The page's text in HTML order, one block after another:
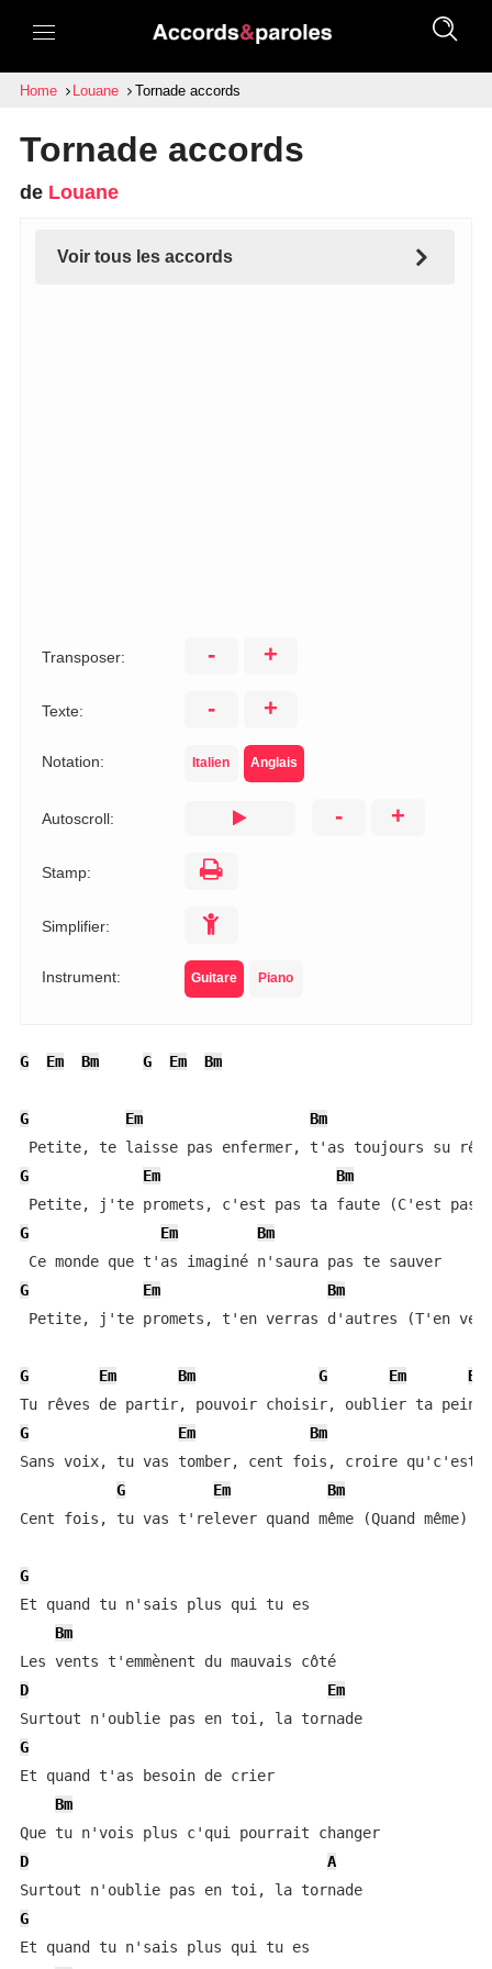
Home Louane Tornade accords
Tornade accords
de Louane
Voir tous les accords
Transposer: - +
Texte: - +
Notation: Italien Anglais
Autoscroll: - +
Stamp:
Simplifier:
Instrument: Guitare Piano
G Em Bm G Em Bm
G Em Bm
G Em Bm
G Em
Bm
Ce monde que t'as imaginé n'saura pas te sauver
G
Em
Bm
Petite, j'te promets, t'en verras d'autres (T'en
G Em Bm G Em Bm
G Em
Bm
Sans voix, tu vas tomber, cent fois, croire qu'c'est
G
Em
Bm
Cent fois, tu vas t'relever quand même (Quand même)
G
Et quand tu n'sais plus qui tu es
Bm
Les vents t'emmènent du mauvais côté
D
Em
Surtout n'oublie pas en toi, la tornade
G
Et quand t'as besoin de crier
Bm
Que tu n'vois plus c'qui pourrait changer
D
A
Surtout n'oublie pas en toi, la tornade
G
Et quand tu n'sais plus qui tu es